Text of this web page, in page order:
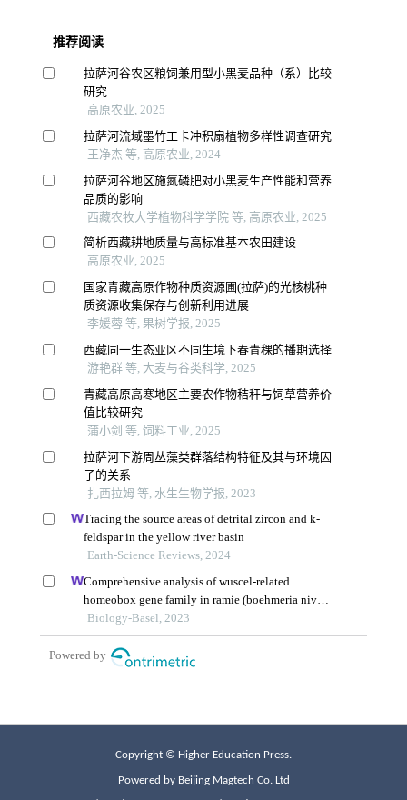
Copyright © Higher Education Press.
Powered by Beijing Magtech Co. Ltd